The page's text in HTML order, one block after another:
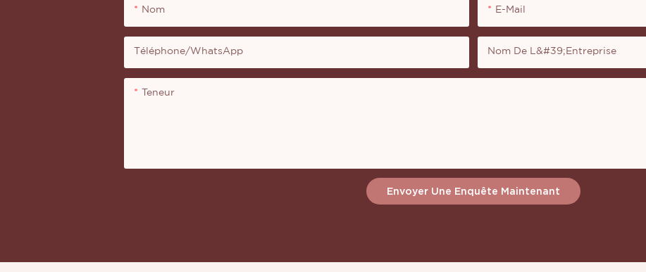
Nom E-Mail
Téléphone/WhatsApp Nom De L&#39;entreprise
Teneur
Envoyer Une Enquête Maintenant